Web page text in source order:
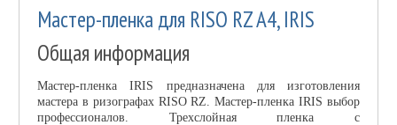
Мастер-пленка для RISO RZ A4, IRIS
Общая информация
Мастер-пленка IRIS предназначена для изготовления
мастера в ризографах RISO RZ. Мастер-пленка IRIS выбор
профессионалов. Трехслойная пленка с